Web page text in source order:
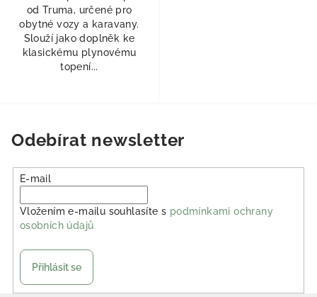
od Truma, určené pro
obytné vozy a karavany.
Slouží jako doplněk ke
klasickému plynovému
topení...
Odebírat newsletter
E-mail
Vložením e-mailu souhlasíte s podmínkami ochrany
osobních údajů
Přihlásit se